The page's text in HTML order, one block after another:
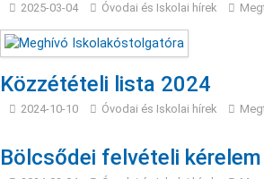
2025-03-04 Óvodai és Iskolai hírek
Közzétételi lista 2024
2024-10-10 Óvodai és Iskolai hírek
Bölcsődei felvételi